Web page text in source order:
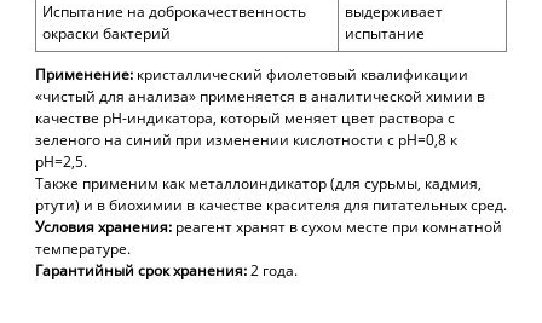
Испытание на доброкачественность
окраски бактерий
выдерживает
испытание
Применение: кристаллический фиолетовый квалификации
«чистый для анализа» применяется в аналитической химии в
качестве рН-индикатора, который меняет цвет раствора с
зеленого на синий при изменении кислотности с рН=0,8 к
рН=2,5.
Также применим как металлоиндикатор (для сурьмы, кадмия,
ртути) и в биохимии в качестве красителя для питательных сред.
Условияхранения: реагент хранят в сухом месте при комнатной
температуре.
Гарантийный срокхранения:2 года.